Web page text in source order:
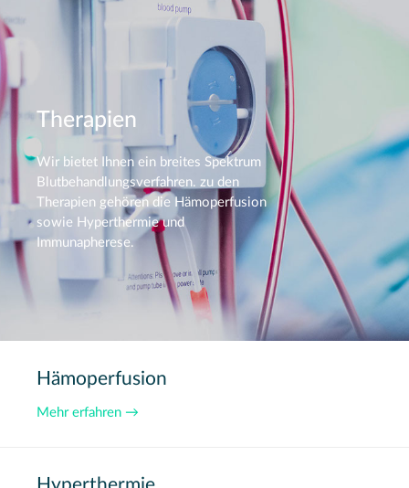
Therapien
Wir bietet Ihnen ein breites Spektrum
Blutbehandlungsverfahren. zu den
Therapien gehören die Hämoperfusion
sowie Hyperthermie und
Immunapherese.
Hämoperfusion
Mehr erfahren →